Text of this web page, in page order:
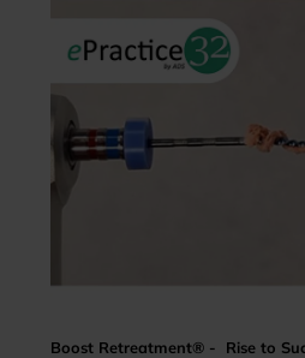
Boost Retreatment® - Rise to